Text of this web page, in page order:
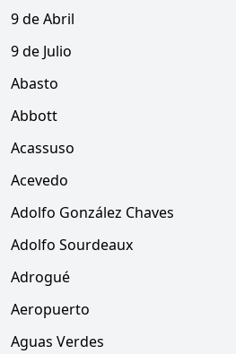
9 de Abril
9 de Julio
Abasto
Abbott
Acassuso
Acevedo
Adolfo González Chaves
Adolfo Sourdeaux
Adrogué
Aeropuerto
Aguas Verdes